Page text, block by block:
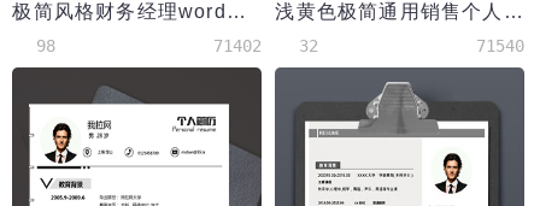
极简风格财务经理word简历模板
98 71402
浅黄色极简通用销售个人简历模板
32 71540